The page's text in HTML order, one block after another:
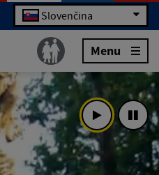
Slovenčina
Menu